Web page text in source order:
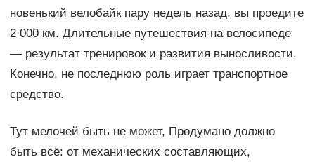
новенький велобайк пару недель назад, вы проедите
2 000 км. Длительные путешествия на велосипеде
— результат тренировок и развития выносливости.
Конечно, не последнюю роль играет транспортное
средство.
Тут мелочей быть не может, Продумано должно
быть всё: от механических составляющих,